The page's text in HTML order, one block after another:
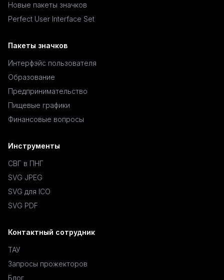
Новые пакеты значков
Perfect User Interface Set
Пакеты значков
Интерфэйс пользователя
Образование
Предпринимательство
Пищевые графики
Финансовые вопросы
Инструменты
СВГ в ПНГ
SVG JPEG
SVG для ICO
SVG PDF
Контактный сотрудник
ТАУ
Запросы прожекторов
Блог